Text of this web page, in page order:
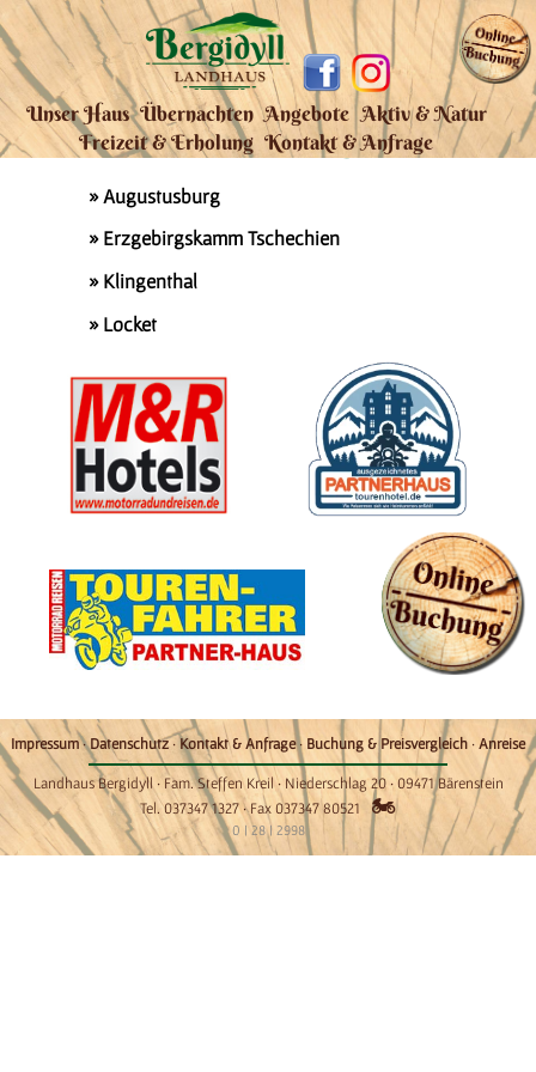
Unser Haus Übernachten Angebote Aktiv & Natur
Freizeit & Erholung Kontakt & Anfrage
Tourvorschläge
» Augustusburg
» Erzgebirgskamm Tschechien
» Klingenthal
» Locket
Impressum·Datenschutz· Kontakt & Anfrage· Buchung & Preisvergleich · Anreise
Landhaus Bergidyll · Fam. Steffen Kreil · Niederschlag 20 · 09471 Bärenstein
Tel. 037347 1327 · Fax 037347 80521 🏍
0 | 28 | 2998